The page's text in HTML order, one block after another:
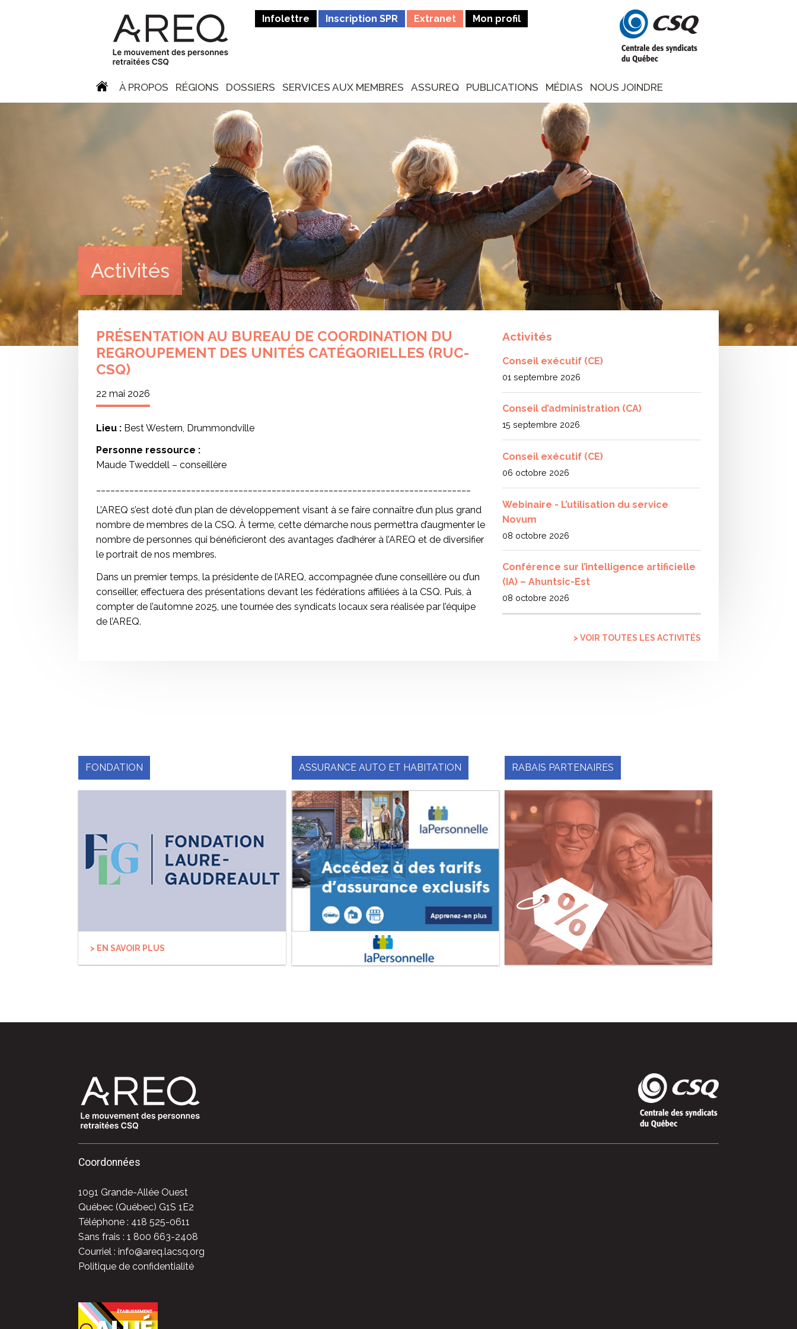
Infolettre Inscription SPR Extranet Mon profil
À PROPOS RÉGIONS DOSSIERS SERVICES AUX MEMBRES ASSUREQ PUBLICATIONS MÉDIAS NOUS JOINDRE
Activités
PRÉSENTATION AU BUREAU DE COORDINATION DU
REGROUPEMENT DES UNITÉS CATÉGORIELLES (RUC-
CSQ)
22 mai 2026
Lieu : Best Western, Drummondville
Personne ressource :
Maude Tweddell – conseillère
L’AREQ s’est doté d’un plan de développement visant à se faire connaître d’un plus grand
nombre de membres de la CSQ. À terme, cette démarche nous permettra d’augmenter le
nombre de personnes qui bénéficieront des avantages d’adhérer à l’AREQ et de diversifier
le portrait de nos membres.
Dans un premier temps, la présidente de l’AREQ, accompagnée d’une conseillère ou d’un
conseiller, effectuera des présentations devant les fédérations affiliées à la CSQ. Puis, à
compter de l’automne 2025, une tournée des syndicats locaux sera réalisée par l’équipe
de l’AREQ.
Activités
Conseil exécutif (CE)
01 septembre 2026
Conseil d’administration (CA)
15 septembre 2026
Conseil exécutif (CE)
06 octobre 2026
Webinaire - L’utilisation du service
Novum
08 octobre 2026
Conférence sur l’intelligence artificielle
(IA) – Ahuntsic-Est
08 octobre 2026
> VOIR TOUTES LES ACTIVITÉS
FONDATION
> EN SAVOIR PLUS
ASSURANCE AUTO ET HABITATION RABAIS PARTENAIRES
Coordonnées
1091 Grande-Allée Ouest
Québec (Québec) G1S 1E2
Téléphone : 418 525-0611
Sans frais : 1 800 663-2408
Courriel : info@areq.lacsq.org
Politique de confidentialité